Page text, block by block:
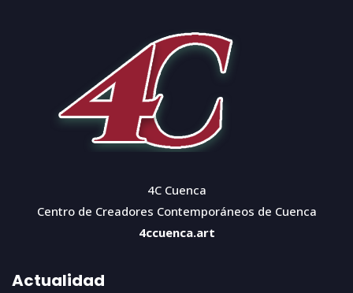
4C Cuenca
Centro de Creadores Contemporáneos de Cuenca
4ccuenca.art
Actualidad